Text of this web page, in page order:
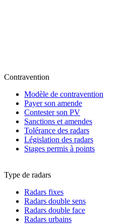
Contravention
Modèle de contravention
Payer son amende
Contester son PV
Sanctions et amendes
Tolérance des radars
Législation des radars
Stages permis à points
Type de radars
Radars fixes
Radars double sens
Radars double face
Radars urbains